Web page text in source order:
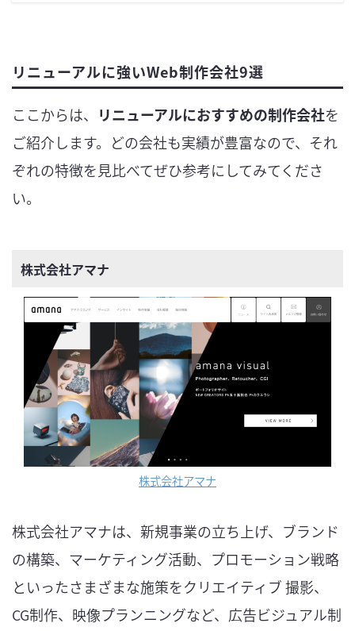
リニューアルに強いWeb制作会社9選
ここからは、 リニューアルにおすすめの制作会社を
ご紹介します。どの会社も実績が豊富なので、それ
ぞれの特徴を見比べてぜひ参考にしてみてくださ
い。
株式会社アマナ
株式会社アマナ
株式会社アマナは、新規事業の立ち上げ、ブランド
の構築、マーケティング活動、プロモーション戦略
といったさまざまな施策をクリエイティブ 撮影、
CG制作、映像プランニングなど、広告ビジュアル制